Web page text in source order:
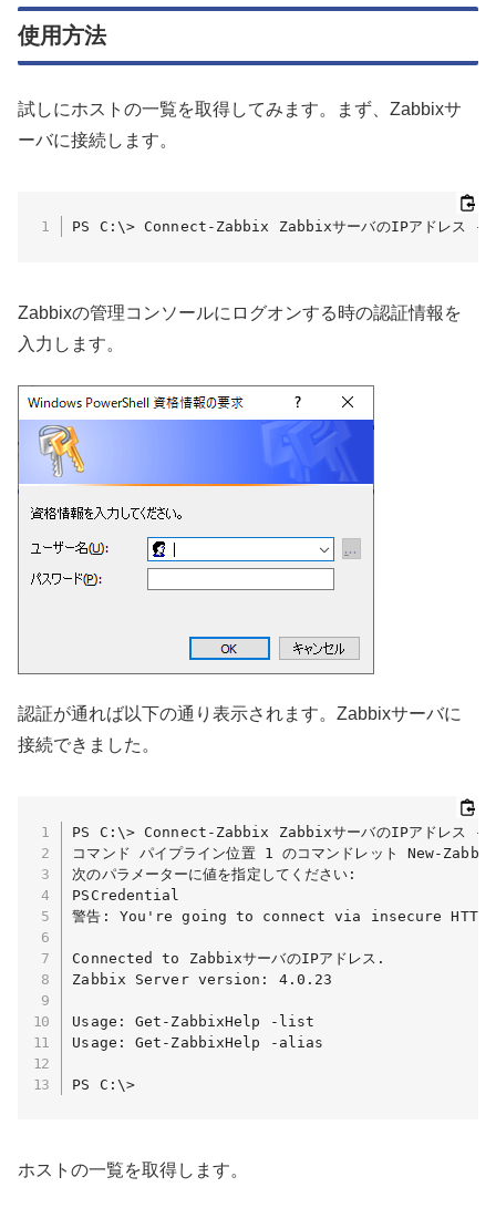
使用方法
試しにホストの一覧を取得してみます。まず、Zabbixサ
ーバに接続します。
PS C:\> Connect-Zabbix ZabbixサーバのIPアドレス -
Zabbixの管理コンソールにログオンする時の認証情報を
入力します。
認証が通れば以下の通り表示されます。Zabbixサーバに
接続できました。
PS C:\> Connect-Zabbix ZabbixサーバのIPアドレス -
コマンド パイプライン位置 1 のコマンドレット New-
次のパラメーターに値を指定してください:
PSCredential
警告: You're going to connect via insecure
Connected to ZabbixサーバのIPアドレス.
Zabbix Server version: 4.0.23
Usage: Get-ZabbixHelp -list
Usage: Get-ZabbixHelp -alias
PS C:\>
ホストの一覧を取得します。